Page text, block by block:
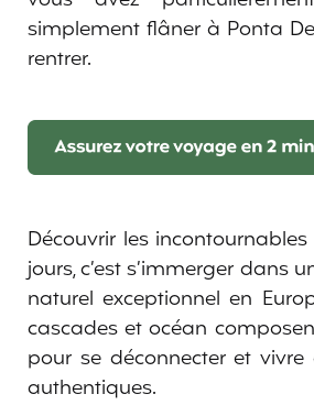
simplement flâner à Ponta
rentrer.
Découvrir les
jours, c’est s’immerger dans
naturel exceptionnel en
cascades et océan
pour se déconnecter et vivre
authentiques.